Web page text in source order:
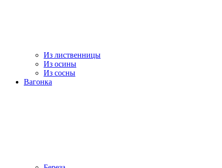
Из лиственницы
Из осины
Из сосны
Вагонка